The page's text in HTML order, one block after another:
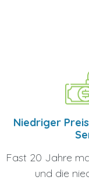
Niedriger
Fast 20 Jahre
und die